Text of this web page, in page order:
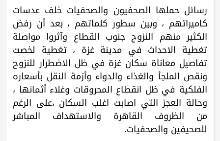
رسائل حملها الصحفيون والصحفيات خلف عدسات
كاميراتهم ، وبين سطور كلماتهم ، بعد أن رفض
الكثير منهم النزوح جنوب القطاع وآثروا مواصلة
تغطية الاحداث في مدينة غزة ، تغطية لخصت
تفاصيل معاناة سكان غزة في ظل الاضطرار للنزوح
ونقص الملجأ والغذاء والدواء وأزمة النقل بأسعاره
الفلكية في ظل انقطاع المحروقات وغلاء أثمانها ،
وحالة العجز التي اصابت اغلب السكان ،على الرغم
من الظروف القاهرة والاستهداف المباشر
للصحيفين والصحفيات.